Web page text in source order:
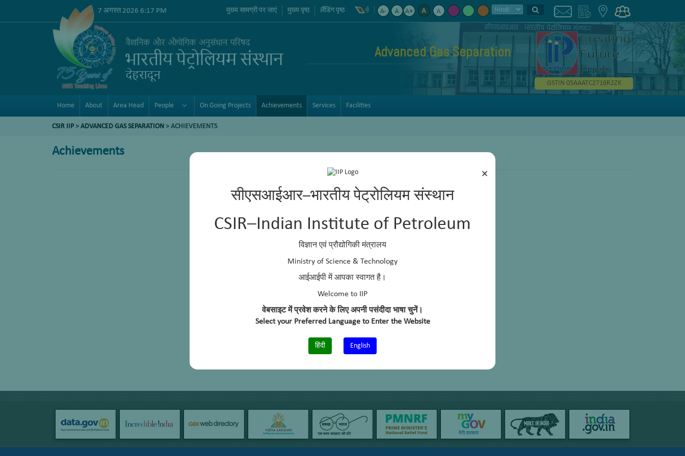
×
सीएसआईआर–भारतीय पेट्रोलियम संस्थान
CSIR–Indian Institute of Petroleum
विज्ञान एवं प्रौद्योगिकी मंत्रालय
Ministry of Science & Technology
आईआईपी में आपका स्वागत है।
Welcome to IIP
वेबसाइट में प्रवेश करने के लिए अपनी पसंदीदा भाषा चुनें।
Select your Preferred Language to Enter the Website
हिंदी English
7 अगस्त 2026 6:17 PM मुख्य सामग्री पर जाएं मुख्य पृष्ठ लैंडिंग पृष्ठ
Advanced Gas Separation
GSTIN 05AAATC2716R2ZK
Home About Area Head People On Going Projects Achievements Services Facilities
CSIR IIP > ADVANCED GAS SEPARATION > ACHIEVEMENTS
Achievements